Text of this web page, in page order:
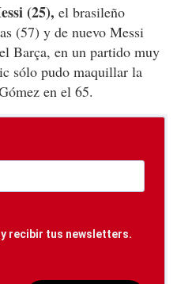
(25), el brasileño
(57) y de nuevo Messi
Barça, en un partido muy
sólo pudo maquillar la
en el 65.
recibir tus newsletters.